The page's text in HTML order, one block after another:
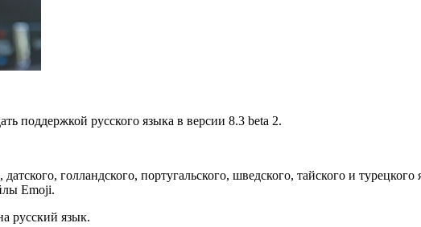
поддержкой русского языка в версии 8.3 beta 2.
голландского, португальского, шведского, тайского и
Emoji.
русский язык.